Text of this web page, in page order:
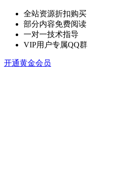
全站资源折扣购买
部分内容免费阅读
一对一技术指导
VIP用户专属QQ群
开通黄金会员